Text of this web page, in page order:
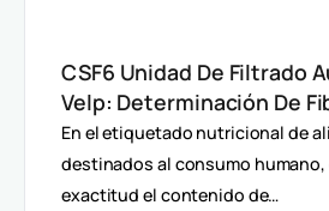
CSF6 Unidad De Filtrado
Velp: Determinación De
(AOAC)
En el etiquetado nutricional de
destinados al consumo
exactitud el contenido de…